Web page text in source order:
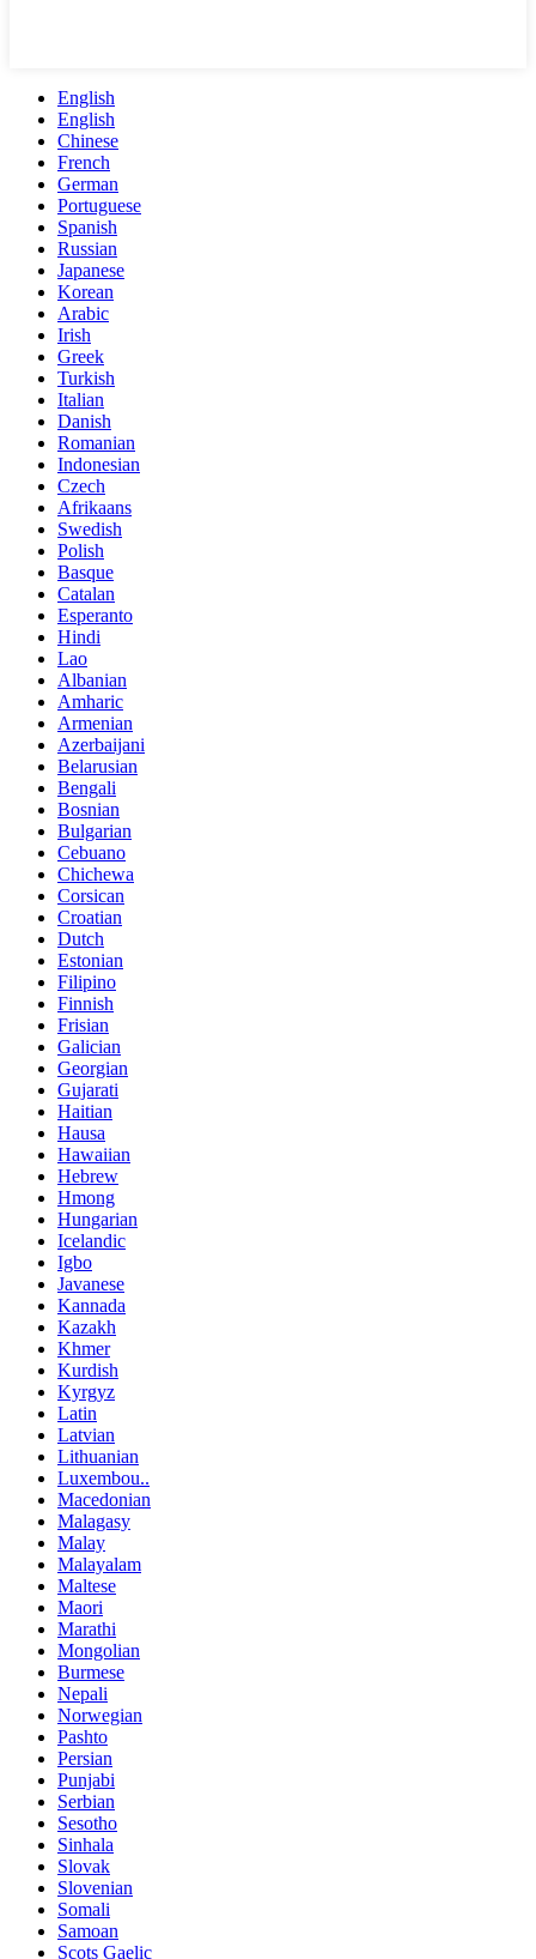
English
English
Chinese
French
German
Portuguese
Spanish
Russian
Japanese
Korean
Arabic
Irish
Greek
Turkish
Italian
Danish
Romanian
Indonesian
Czech
Afrikaans
Swedish
Polish
Basque
Catalan
Esperanto
Hindi
Lao
Albanian
Amharic
Armenian
Azerbaijani
Belarusian
Bengali
Bosnian
Bulgarian
Cebuano
Chichewa
Corsican
Croatian
Dutch
Estonian
Filipino
Finnish
Frisian
Galician
Georgian
Gujarati
Haitian
Hausa
Hawaiian
Hebrew
Hmong
Hungarian
Icelandic
Igbo
Javanese
Kannada
Kazakh
Khmer
Kurdish
Kyrgyz
Latin
Latvian
Lithuanian
Luxembou..
Macedonian
Malagasy
Malay
Malayalam
Maltese
Maori
Marathi
Mongolian
Burmese
Nepali
Norwegian
Pashto
Persian
Punjabi
Serbian
Sesotho
Sinhala
Slovak
Slovenian
Somali
Samoan
Scots Gaelic